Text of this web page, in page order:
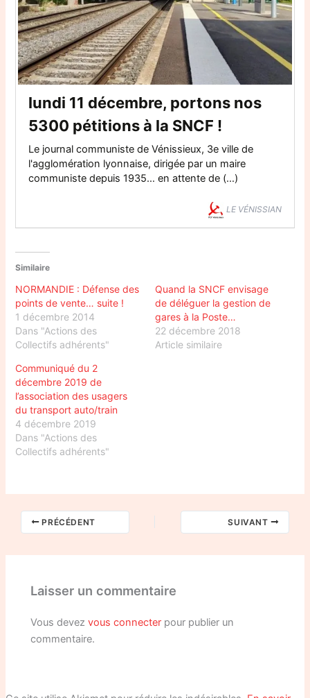
lundi 11 décembre, portons nos
5300 pétitions à la SNCF !
Le journal communiste de Vénissieux, 3e ville de
l'agglomération lyonnaise, dirigée par un maire
communiste depuis 1935… en attente de (…)
LE VÉNISSIAN
Similaire
NORMANDIE : Défense des
points de vente… suite !
1 décembre 2014
Dans "Actions des
Collectifs adhérents"
Quand la SNCF envisage
de déléguer la gestion de
gares à la Poste…
22 décembre 2018
Article similaire
Communiqué du 2
décembre 2019 de
l’association des usagers
du transport auto/train
4 décembre 2019
Dans "Actions des
Collectifs adhérents"
PRÉCÉDENT SUIVANT
Laisser un commentaire
Vous devezvous connecter pour publier un
commentaire.